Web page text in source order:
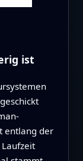
ist
entlang der